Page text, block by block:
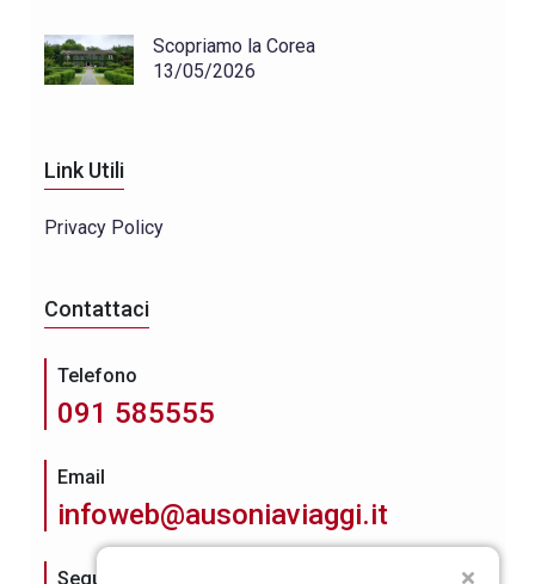
Scopriamo la Corea
13/05/2026
Link Utili
Privacy Policy
Contattaci
Telefono
091 585555
Email
infoweb@ausoniaviaggi.it
Seguici su